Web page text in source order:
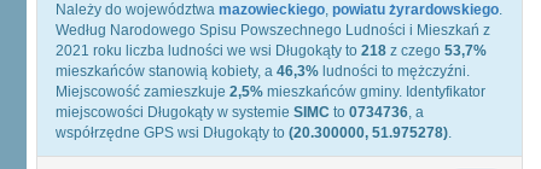
Należy do województwa mazowieckiego, powiatu żyrardowskiego.
Według Narodowego Spisu Powszechnego Ludności i Mieszkań z
2021 roku liczba ludności we wsi Długokąty to 218 z czego 53,7%
mieszkańców stanowią kobiety, a 46,3% ludności to mężczyźni.
Miejscowość zamieszkuje 2,5% mieszkańców gminy. Identyfikator
miejscowości Długokąty w systemie SIMC to 0734736, a
współrzędne GPS wsi Długokąty to (20.300000, 51.975278).